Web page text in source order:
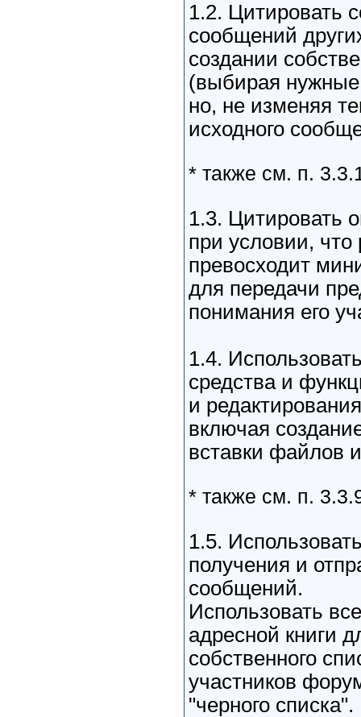
1.2. Цитировать
сообщений
создании
(выбирая
но, не изменяя
исходного
* также см. п.
1.3. Цитировать
при условии,
превосходит
для передачи
понимания его
1.4.
средства и
и
включая
вставки файлов
* также см. п.
1.5.
получения и
сообщений.
Использовать
адресной книги
собственного
участников
"черного списка".